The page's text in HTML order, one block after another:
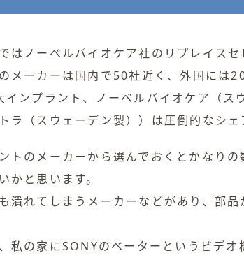
はノーベルバイオケア社のリプレイス
メーカーは国内で50社近く、外国には
インプラント、ノーベルバイオケア（ス
ラ（スウェーデン製））は圧倒的なシ
トのメーカーから選んでおくとかなり
かと思います。
潰れてしまうメーカーなどがあり、部
私の家にSONYのベーターというビデオ